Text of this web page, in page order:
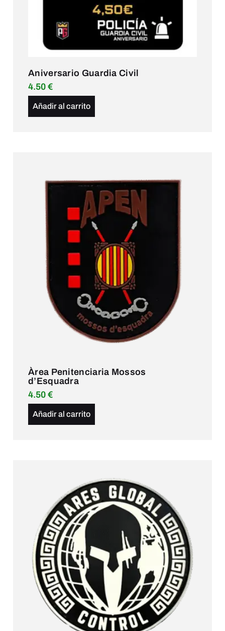
Aniversario Guardia Civil
4.50 €
Añadir al carrito
Àrea Penitenciaria Mossos
d’Esquadra
4.50 €
Añadir al carrito